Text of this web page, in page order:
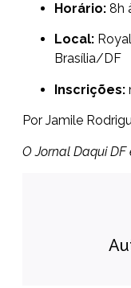
Horário: 8h
Local:
Brasília/DF
Inscrições:
Por Jamile
O Jornal Daqui